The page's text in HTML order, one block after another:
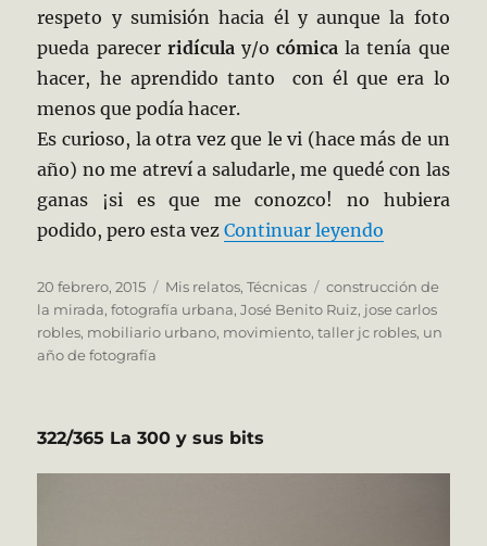
respeto y sumisión hacia él y aunque la foto
pueda parecer ridícula y/o cómica la tenía que
hacer, he aprendido tanto con él que era lo
menos que podía hacer.
Es curioso, la otra vez que le vi (hace más de un
año) no me atreví a saludarle, me quedé con las
ganas ¡si es que me conozco! no hubiera
podido, pero esta vezContinuar leyendo
Publicado
el
20 febrero, 2015 Categorías
Mis relatos,Técnicas Etiquetas
construcción de
la mirada,fotografía urbana,José Benito Ruiz, jose carlos
robles, mobiliario urbano, movimiento,taller jc robles, un
año de fotografía
322/365 La 300 y sus bits